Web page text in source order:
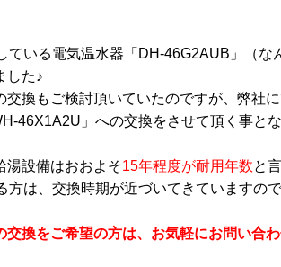
ている電気温水器「DH-46G2AUB」（
した♪
交換もご検討頂いていたのですが、弊社
46X1A2U」への交換をさせて頂く事と
湯設備はおおよそ15年程度が耐用年数と
方は、交換時期が近づいてきていますの
換をご希望の方は、お気軽にお問い合わ